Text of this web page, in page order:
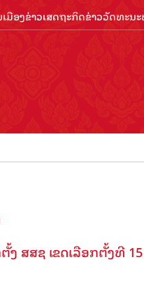
ມືອງຂ່າວເສດຖະກິດຂ່າວວັດທະນ
ສສຊ ເຂດເລືອກຕັ້ງທີ